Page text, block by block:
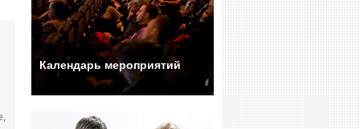
Календарь мероприятий